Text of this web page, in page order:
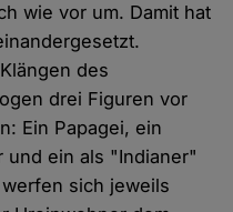
wie vor um. Damit hat
des
drei Figuren vor
Ein Papagei, ein
und ein als "Indianer"
sich jeweils